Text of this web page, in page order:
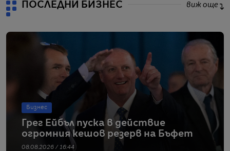
ПОСЛЕДНИ БИЗНЕС виж още
Бизнес
Грег Ейбъл пуска в действие
огромния кешов резерв на Бъфет
08.08.2026 / 16:44